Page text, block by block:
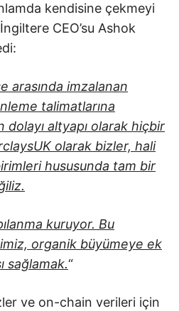
kendisine çekmeyi
CEO’su Ashok
arasında imzalanan
talimatlarına
dolayı altyapı olarak hiçbir
olarak bizler, hali
hususunda tam bir
kuruyor. Bu
organik büyümeye ek
sağlamak.“
ve on-chain verileri için